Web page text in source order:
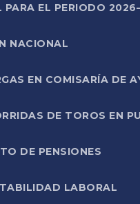
EL PERIODO
NACIONAL
EN COMISARÍA DE
DE TOROS EN
DE PENSIONES
LABORAL